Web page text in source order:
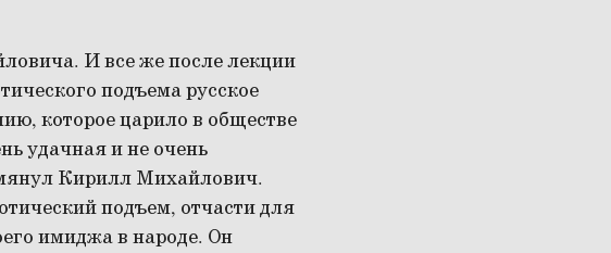
И все же после лекции
подъема русское
которое царило в обществе
удачная и не очень
Кирилл Михайлович.
подъем, отчасти для
имиджа в народе. Он